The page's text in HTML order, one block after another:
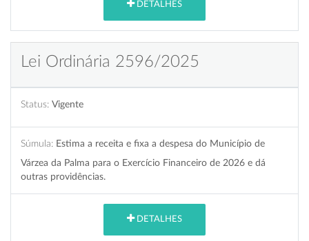
DETALHES
Lei Ordinária 2596/2025
Status: Vigente
Súmula: Estima a receita e fixa a despesa do Município de
Várzea da Palma para o Exercício Financeiro de 2026 e dá
outras providências.
DETALHES